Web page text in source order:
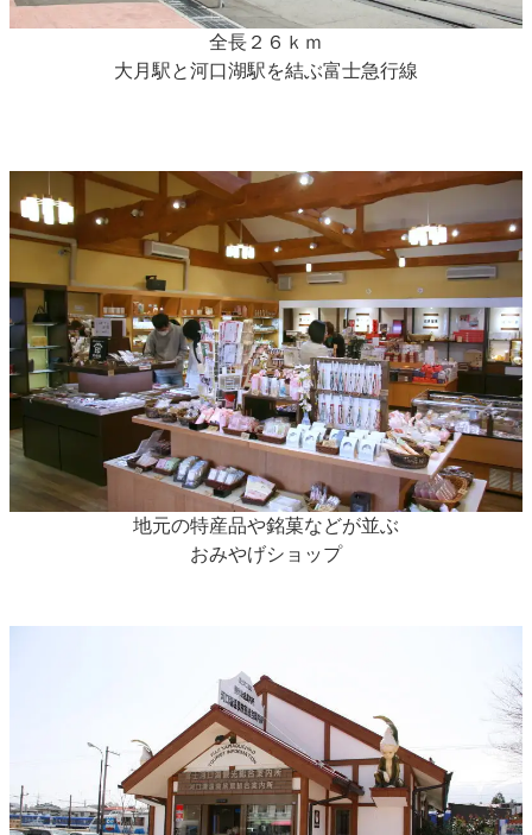
全長２６ｋｍ
大月駅と河口湖駅を結ぶ富士急行線
地元の特産品や銘菓などが並ぶ
おみやげショップ